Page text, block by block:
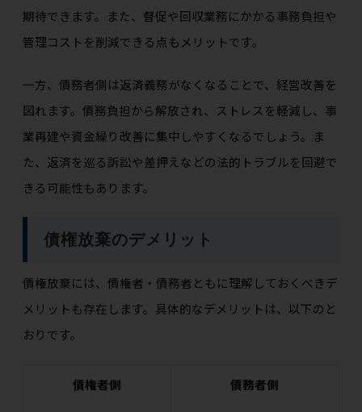
期待できます。また、督促や回収業務にかかる事務負担や
管理コストを削減できる点もメリットです。
一方、債務者側は返済義務がなくなることで、経営改善を
図れます。債務負担から解放され、ストレスを軽減し、事
業再建や資金繰り改善に集中しやすくなるでしょう。ま
た、返済を巡る訴訟や差押えなどの法的トラブルを回避で
きる可能性もあります。
債権放棄のデメリット
債権放棄には、債権者・債務者ともに理解しておくべきデ
メリットも存在します。具体的なデメリットは、以下のと
おりです。
債権者側 債務者側